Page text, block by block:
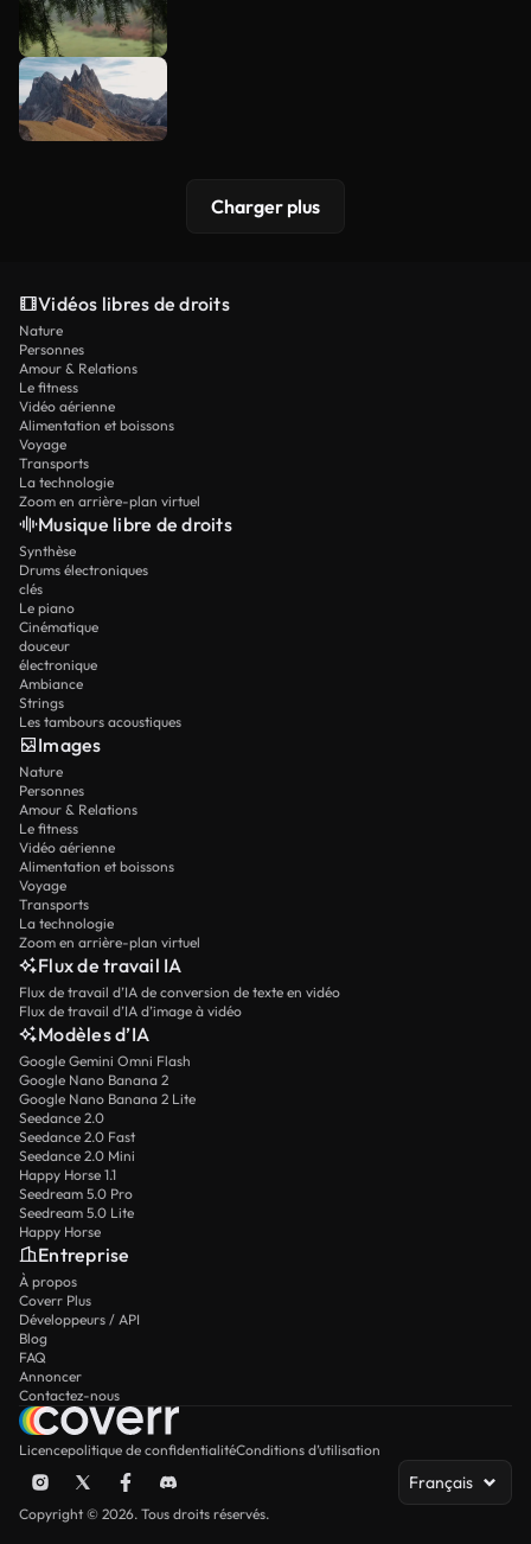
Charger plus
Vidéos libres de droits
Nature
Personnes
Amour & Relations
Le fitness
Vidéo aérienne
Alimentation et boissons
Voyage
Transports
La technologie
Zoom en arrière-plan virtuel
Musique libre de droits
Synthèse
Drums électroniques
clés
Le piano
Cinématique
douceur
électronique
Ambiance
Strings
Les tambours acoustiques
Images
Nature
Personnes
Amour & Relations
Le fitness
Vidéo aérienne
Alimentation et boissons
Voyage
Transports
La technologie
Zoom en arrière-plan virtuel
Flux de travail IA
Flux de travail d’IA de conversion de texte en vidéo
Flux de travail d’IA d’image à vidéo
Modèles d’IA
Google Gemini Omni Flash
Google Nano Banana 2
Google Nano Banana 2 Lite
Seedance 2.0
Seedance 2.0 Fast
Seedance 2.0 Mini
Happy Horse 1.1
Seedream 5.0 Pro
Seedream 5.0 Lite
Happy Horse
Entreprise
À propos
Coverr Plus
Développeurs / API
Blog
FAQ
Annoncer
Contactez-nous
Licencepolitique de confidentialitéConditions d’utilisation
Français
Copyright © 2026. Tous droits réservés.